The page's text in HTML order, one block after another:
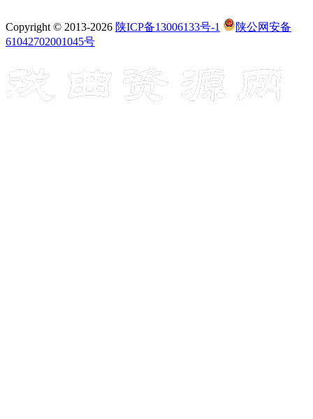
Copyright © 2013-2026 陕ICP备13006133号-1
陕公网安备
61042702001045号